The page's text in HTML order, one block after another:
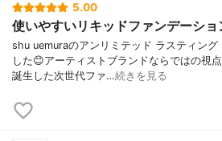
5.00
使いやすいリキッドファンデーショ
shu uemuraのアンリミテッド ラスティング
した😊アーティストブランドならではの視
誕生した次世代ファ…続きを見る